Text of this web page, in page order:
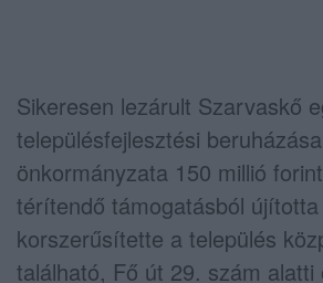
Sikeresen lezárult Szarvaskő
településfejlesztési
önkormányzata 150 millió
térítendő támogatásból
korszerűsítette a település
található, Fő út 29. szám alatti